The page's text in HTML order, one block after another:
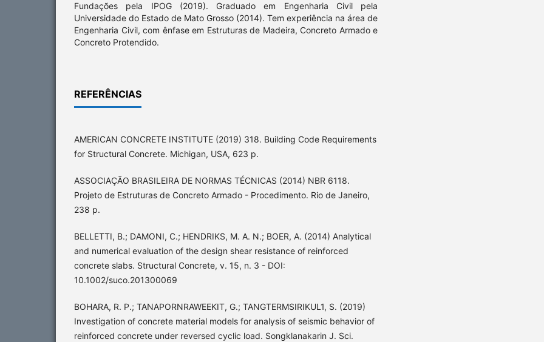
Fundações pela IPOG (2019). Graduado em Engenharia Civil pela
Universidade do Estado de Mato Grosso (2014). Tem experiência na área de
Engenharia Civil, com ênfase em Estruturas de Madeira, Concreto Armado e
Concreto Protendido.
REFERÊNCIAS
AMERICAN CONCRETE INSTITUTE (2019) 318. Building Code Requirements
for Structural Concrete. Michigan, USA, 623 p.
ASSOCIAÇÃO BRASILEIRA DE NORMAS TÉCNICAS (2014) NBR 6118.
Projeto de Estruturas de Concreto Armado - Procedimento. Rio de Janeiro,
238 p.
BELLETTI, B.; DAMONI, C.; HENDRIKS, M. A. N.; BOER, A. (2014) Analytical
and numerical evaluation of the design shear resistance of reinforced
concrete slabs. Structural Concrete, v. 15, n. 3 - DOI:
10.1002/suco.201300069
BOHARA, R. P.; TANAPORNRAWEEKIT, G.; TANGTERMSIRIKUL1, S. (2019)
Investigation of concrete material models for analysis of seismic behavior of
reinforced concrete under reversed cyclic load. Songklanakarin J. Sci.